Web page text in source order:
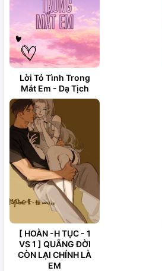
Lời Tỏ Tình Trong
Mắt Em - Dạ Tịch
[ HOÀN -H TỤC - 1
VS 1 ] QUÃNG ĐỜI
CÒN LẠI CHÍNH LÀ
EM